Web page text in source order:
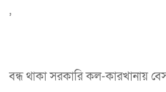
’
বন্ধ থাকা সরকারি কল-কারখানায়